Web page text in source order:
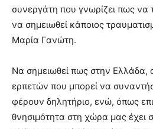
συνεργάτη που γνωρίζει πως να
να σημειωθεί κάποιος
Μαρία Γανώτη.
Να σημειωθεί πως στην Ελλάδα,
ερπετών που μπορεί να
φέρουν δηλητήριο, ενώ, όπως
θνησιμότητα στη χώρα μας έχει